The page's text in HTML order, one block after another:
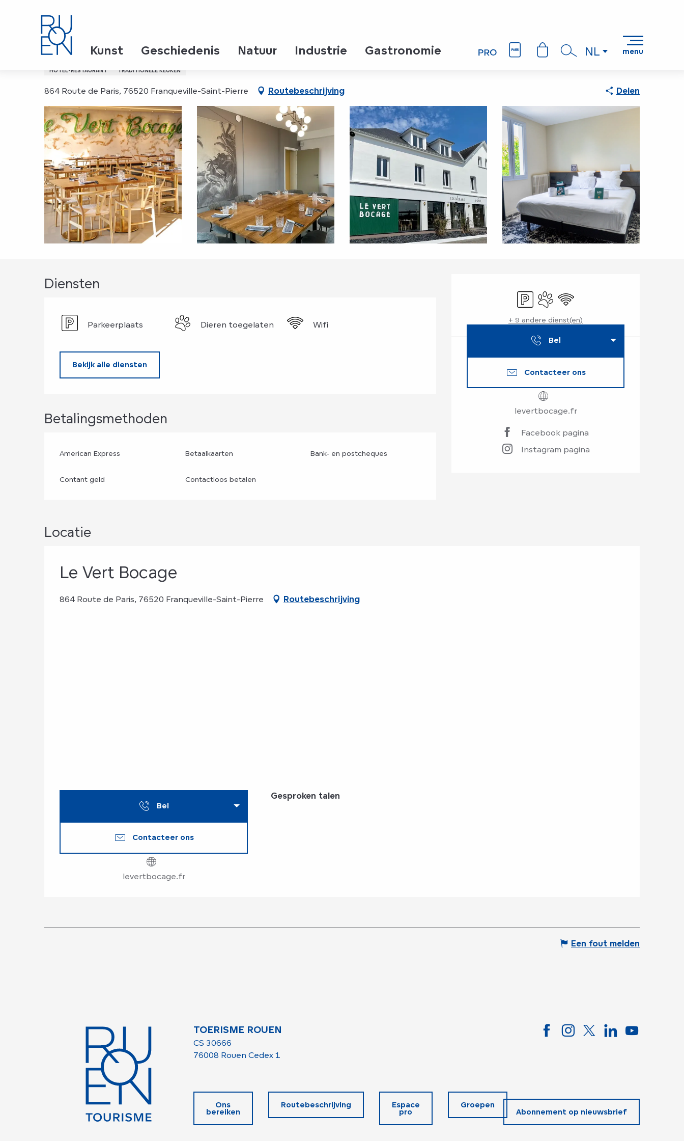
NL menu
Kunst Geschiedenis Natuur Industrie Gastronomie
Le Vert Bocage
HOTEL-RESTAURANT TRADITIONELE KEUKEN
864 Route de Paris, 76520 Franqueville-Saint-Pierre Routebeschrijving Delen
Openingstijden
Parkeerplaats
Dieren toegelaten
Wifi
+ 9 andere dienst(en)
Bel
Contacteer ons
levertbocage.fr
Facebook pagina
Instagram pagina
Diensten
Parkeerplaats Dieren toegelaten Wifi
Bekijk alle diensten
Betalingsmethoden
American Express Betaalkaarten Bank- en postcheques
Contant geld Contactloos betalen
Locatie
Le Vert Bocage
864 Route de Paris, 76520 Franqueville-Saint-Pierre Routebeschrijving
Bel
Contacteer ons
levertbocage.fr
Gesproken talen
Gesproken talen
Een fout melden
TOERISME ROUEN
CS 30666
76008 Rouen Cedex 1
Ons
bereiken
Routebeschrijving Espace
pro
Groepen
Abonnement op nieuwsbrief